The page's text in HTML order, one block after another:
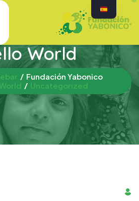
World!
Fundación Yabonico
Uncategorized